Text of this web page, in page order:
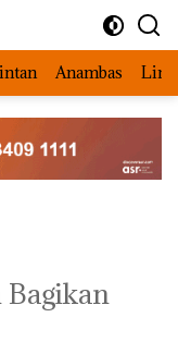
Anambas
Bagikan